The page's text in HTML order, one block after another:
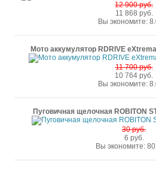
12 900 руб.
11 868 руб.
Вы экономите:
Мото аккумулятор RDRIVE
11 700 руб.
10 764 руб.
Вы экономите:
Пуговичная щелочная ROBITON
30 руб.
6 руб.
Вы экономите: